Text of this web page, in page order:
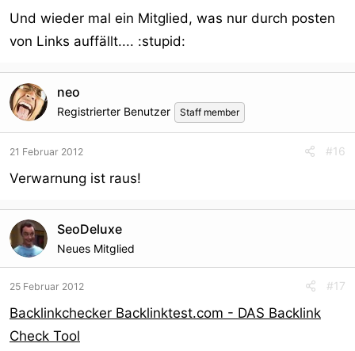
Und wieder mal ein Mitglied, was nur durch posten
von Links auffällt.... :stupid:
neo
Registrierter Benutzer Staff member
21 Februar 2012 #16
Verwarnung ist raus!
SeoDeluxe
Neues Mitglied
25 Februar 2012 #17
Backlinkchecker Backlinktest.com - DAS Backlink
Check Tool